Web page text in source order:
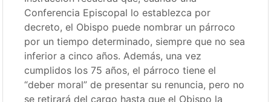
Conferencia Episcopal lo establezca por
decreto, el Obispo puede nombrar un párroco
por un tiempo determinado, siempre que no sea
inferior a cinco años. Además, una vez
cumplidos los 75 años, el párroco tiene el
“deber moral” de presentar su renuncia, pero no
se retirará del cargo hasta que el Obispo la